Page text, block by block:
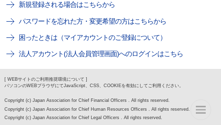
新規登録される場合はこちらから
パスワードを忘れた方・変更希望の方はこちらから
困ったときは（マイアカウントのご登録について）
法人アカウント(法人会員管理画面)へのログインはこちら
[ WEBサイトのご利用推奨環境について ]
パソコンのWEBブラウザにてJavaScript、CSS、COOKIEを有効にしてご利用ください。
Copyright (c) Japan Association for Chief Financial Officers . All rights reserved.
Copyright (c) Japan Association for Chief Human Resources Officers . All rights reserved.
Copyright (c) Japan Association for Chief Legal Officers . All rights reserved.